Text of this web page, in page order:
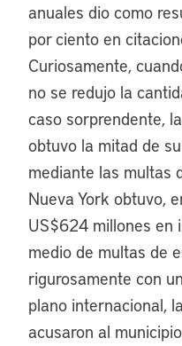
anuales dio como
por ciento en
Curiosamente,
no se redujo la
caso sorprendente,
obtuvo la mitad de
mediante las multas
Nueva York obtuvo,
US$624 millones en
medio de multas de
rigurosamente con
plano internacional,
acusaron al